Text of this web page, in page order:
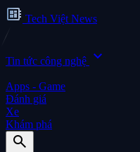
developer_board Tech Việt News
Tin tức công nghệ expand_more
Apps - Game
Đánh giá
Xe
Khám phá
search